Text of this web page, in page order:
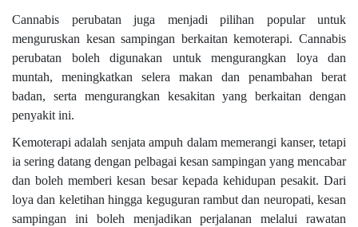
Cannabis perubatan juga menjadi pilihan popular untuk
menguruskan kesan sampingan berkaitan kemoterapi. Cannabis
perubatan boleh digunakan untuk mengurangkan loya dan
muntah, meningkatkan selera makan dan penambahan berat
badan, serta mengurangkan kesakitan yang berkaitan dengan
penyakit ini.
Kemoterapi adalah senjata ampuh dalam memerangi kanser, tetapi
ia sering datang dengan pelbagai kesan sampingan yang mencabar
dan boleh memberi kesan besar kepada kehidupan pesakit. Dari
loya dan keletihan hingga keguguran rambut dan neuropati, kesan
sampingan ini boleh menjadikan perjalanan melalui rawatan